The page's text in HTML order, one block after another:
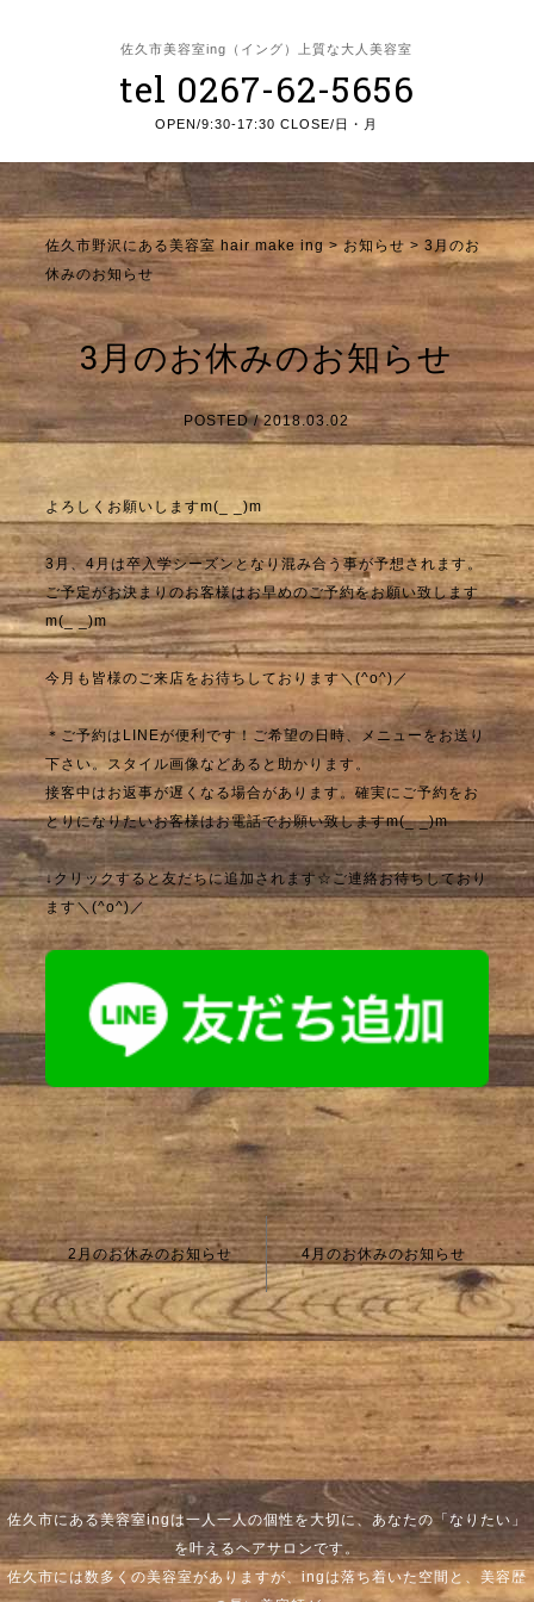
佐久市美容室ing（イング）上質な大人美容室
tel 0267-62-5656
OPEN/9:30-17:30 CLOSE/日・月
佐久市野沢にある美容室 hair make ing>お知らせ >3月のお
休みのお知らせ
3月のお休みのお知らせ
POSTED / 2018.03.02
よろしくお願いしますm(_ _)m
3月、4月は卒入学シーズンとなり混み合う事が予想されます。
ご予定がお決まりのお客様はお早めのご予約をお願い致します
m(_ _)m
今月も皆様のご来店をお待ちしております＼(^o^)／
＊ご予約はLINEが便利です！ご希望の日時、メニューをお送り
下さい。スタイル画像などあると助かります。
接客中はお返事が遅くなる場合があります。確実にご予約をお
とりになりたいお客様はお電話でお願い致しますm(_ _)m
↓クリックすると友だちに追加されます☆ご連絡お待ちしており
ます＼(^o^)／
2月のお休みのお知らせ 4月のお休みのお知らせ
佐久市にある美容室ingは一人一人の個性を大切に、あなたの「なりたい」
を叶えるヘアサロンです。
佐久市には数多くの美容室がありますが、ingは落ち着いた空間と、美容歴